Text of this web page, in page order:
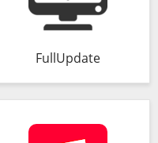
FullUpdate